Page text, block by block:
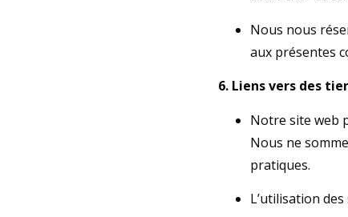
Nous nous
aux présentes
6. Liens vers des
Notre site web
Nous ne
pratiques.
L’utilisation